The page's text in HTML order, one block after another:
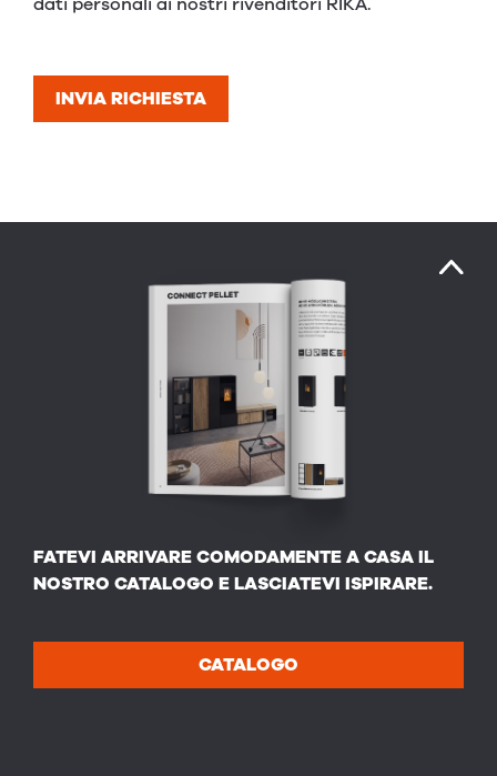
INVIA RICHIESTA
FATEVI ARRIVARE COMODAMENTE A CASA IL
NOSTRO CATALOGO E LASCIATEVI ISPIRARE.
CATALOGO